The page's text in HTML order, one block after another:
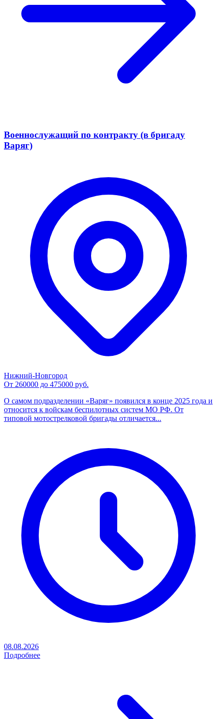
Военнослужащий по контракту (в бригаду
Варяг)
Нижний-Новгород
От 260000 до 475000 руб.
О самом подразделении «Варяг» появился в конце 2025 года и
относится к войскам беспилотных систем МО РФ. От
типовой мотострелковой бригады отличается...
08.08.2026
Подробнее